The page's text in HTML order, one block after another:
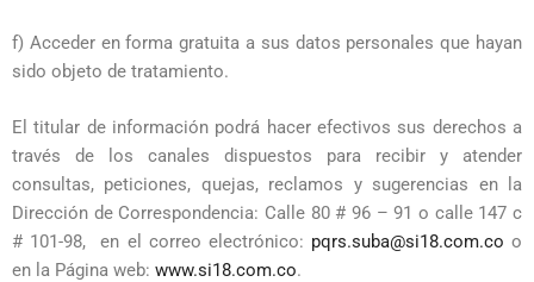
f) Acceder en forma gratuita a sus datos personales que hayan
sido objeto de tratamiento.
El titular de información podrá hacer efectivos sus derechos a
través de los canales dispuestos para recibir y atender
consultas, peticiones, quejas, reclamos y sugerencias en la
Dirección de Correspondencia: Calle 80 # 96 – 91 o calle 147 c
# 101-98, en el correo electrónico: pqrs.suba@si18.com.co o
en la Página web: www.si18.com.co.